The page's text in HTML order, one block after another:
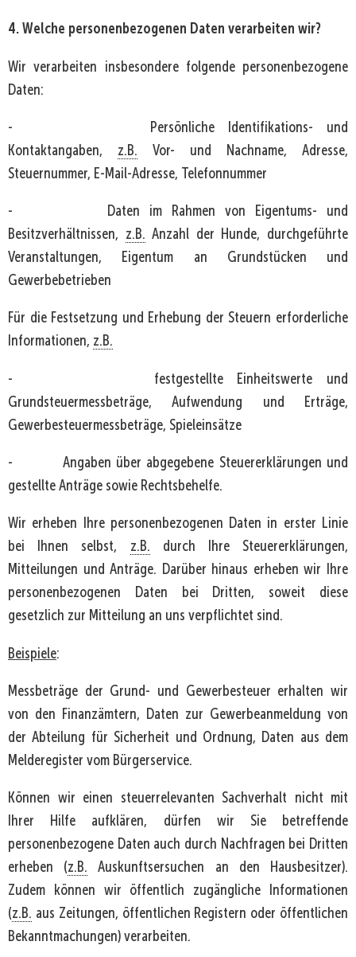
4. Welche personenbezogenen Daten verarbeiten wir?
Wir verarbeiten insbesondere folgende personenbezogene
Daten:
- Persönliche Identifikations- und
Kontaktangaben, z.B. Vor- und Nachname, Adresse,
Steuernummer, E-Mail-Adresse, Telefonnummer
- Daten im Rahmen von Eigentums- und
Besitzverhältnissen, z.B. Anzahl der Hunde, durchgeführte
Veranstaltungen, Eigentum an Grundstücken und
Gewerbebetrieben
Für die Festsetzung und Erhebung der Steuern erforderliche
Informationen, z.B.
- festgestellte Einheitswerte und
Grundsteuermessbeträge, Aufwendung und Erträge,
Gewerbesteuermessbeträge, Spieleinsätze
- Angaben über abgegebene Steuererklärungen und
gestellte Anträge sowie Rechtsbehelfe.
Wir erheben Ihre personenbezogenen Daten in erster Linie
bei Ihnen selbst, z.B. durch Ihre Steuererklärungen,
Mitteilungen und Anträge. Darüber hinaus erheben wir Ihre
personenbezogenen Daten bei Dritten, soweit diese
gesetzlich zur Mitteilung an uns verpflichtet sind.
Beispiele:
Messbeträge der Grund- und Gewerbesteuer erhalten wir
von den Finanzämtern, Daten zur Gewerbeanmeldung von
der Abteilung für Sicherheit und Ordnung, Daten aus dem
Melderegister vom Bürgerservice.
Können wir einen steuerrelevanten Sachverhalt nicht mit
Ihrer Hilfe aufklären, dürfen wir Sie betreffende
personenbezogene Daten auch durch Nachfragen bei Dritten
erheben (z.B. Auskunftsersuchen an den Hausbesitzer).
Zudem können wir öffentlich zugängliche Informationen
(z.B. aus Zeitungen, öffentlichen Registern oder öffentlichen
Bekanntmachungen) verarbeiten.